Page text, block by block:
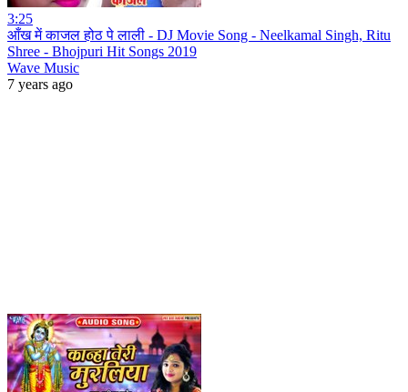
3:25
आँख में काजल होठ पे लाली - DJ Movie Song - Neelkamal Singh, Ritu
Shree - Bhojpuri Hit Songs 2019
Wave Music
7 years ago